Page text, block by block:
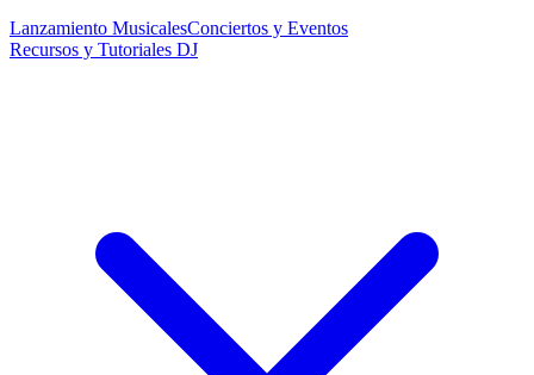
Lanzamiento MusicalesConciertos y Eventos
Recursos y Tutoriales DJ